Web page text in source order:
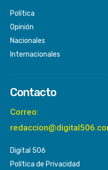
Política
Opinión
Nacionales
Internacionales
Contacto
Correo:
Digital 506
Política de Privacidad